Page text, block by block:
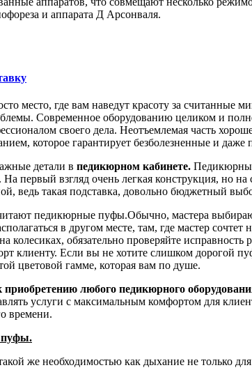
и аппарата Д Арсонваля.
место, где вам наведут красоту за
Современное оборудованию целиком и
своего дела. Неотъемлемая часть
которое гарантирует безболезненные и
детали в педикюрном кабинете.
первый взгляд очень легкая конструкция, но
ведь такая подставка, довольно бюджетный
педикюрные пуфы.Обычно, мастера
в другом месте, там, где мастер
обязательно проверяйте
клиенту. Если вы не хотите слишком дорогой
цветовой гамме, которая вам по душе.
приобретению любого педикюрного
услуги с максимальным комфортом для
времени.
пуфы.
же необходимостью как дыхание не только